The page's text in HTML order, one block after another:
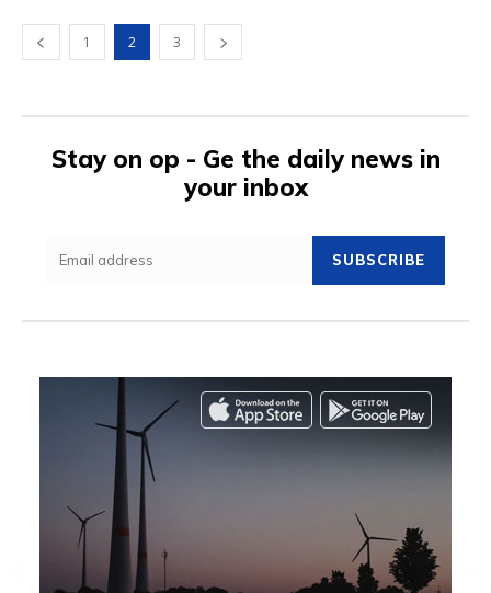
1 2 3
Stay on op - Ge the daily news in
your inbox
SUBSCRIBE